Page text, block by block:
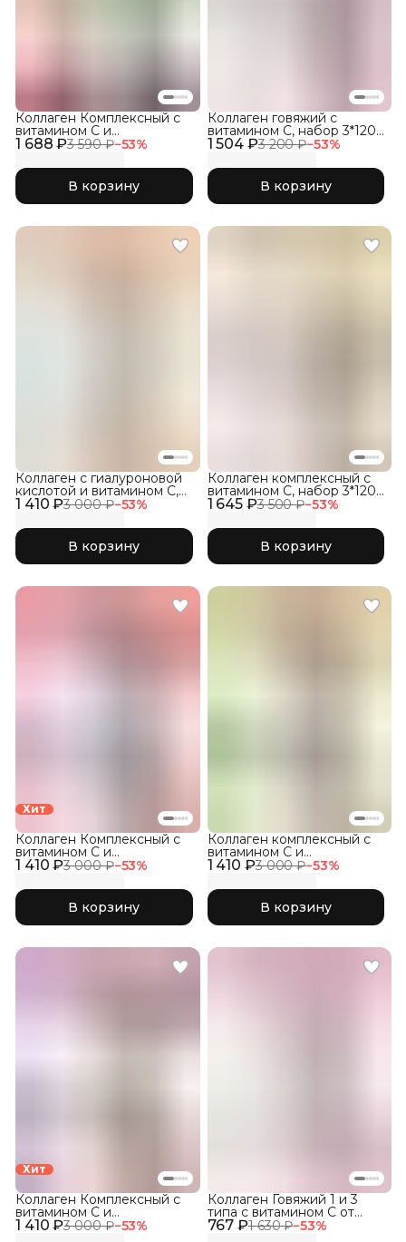
1 688 ₽3 590 ₽−53%
Коллаген Комплексный с
витамином C и
гиалуроновой кислотой,
В корзину
1 504 ₽3 200 ₽−53%
Коллаген говяжий с
витамином C, набор 3*120
капсул
В корзину
1 410 ₽3 000 ₽−53%
Коллаген с гиалуроновой
кислотой и витамином С,
Без ароматизаторов, 300г
В корзину
1 645 ₽3 500 ₽−53%
Коллаген комплексный с
витамином C, набор 3*120
капсул
В корзину
Хит
1 410 ₽3 000 ₽−53%
Коллаген Комплексный с
витамином C и
гиалуроновой кислотой,
В корзину
1 410 ₽3 000 ₽−53%
Коллаген комплексный с
витамином C и
гиалуроновой кислотой,
В корзину
Хит
1 410 ₽3 000 ₽−53%
Коллаген Комплексный с
витамином C и
гиалуроновой кислотой, 767 ₽1 630 ₽−53%
Коллаген Говяжий 1 и 3
типа с витамином С от
растяжек кожи и